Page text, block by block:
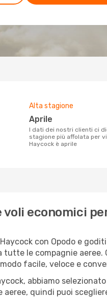
Alta stagione
aprile
I dati dei nostri clienti ci dicono che la
stagione più affolata per
Haycock è aprile
voli economici
con Opodo e
tutte le compagnie aeree.
facile, veloce e
abbiamo
aeree, quindi puoi